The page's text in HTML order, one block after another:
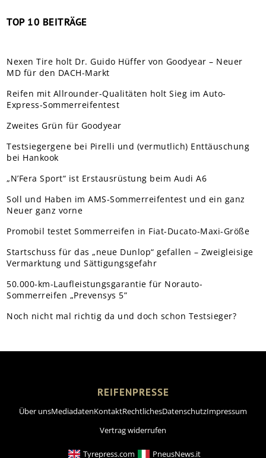
TOP 10 BEITRÄGE
Nexen Tire holt Dr. Guido Hüffer von Goodyear – Neuer
MD für den DACH-Markt
Reifen mit Allrounder-Qualitäten holt Sieg im Auto-
Express-Sommerreifentest
Zweites Grün für Goodyear
Testsiegergene bei Pirelli und (vermutlich) Enttäuschung
bei Hankook
„N’Fera Sport“ ist Erstausrüstung beim Audi A6
Soll und Haben im AMS-Sommerreifentest und ein ganz
Neuer ganz vorne
Promobil testet Sommerreifen in Fiat-Ducato-Maxi-Größe
Startschuss für das „neue Dunlop“ gefallen – Zweigleisige
Vermarktung und Sättigungsgefahr
50.000-km-Laufleistungsgarantie für Norauto-
Sommerreifen „Prevensys 5”
Noch nicht mal richtig da und doch schon Testsieger?
REIFENPRESSE
Über unsMediadatenKontaktRechtlichesDatenschutzImpressum
Vertrag widerrufen
Tyrepress.com PneusNews.it